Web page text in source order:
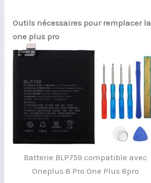
Outils nécessaires pour remplacer la
one plus pro
Batterie BLP759 compatible avec
Oneplus 8 Pro One Plus 8pro